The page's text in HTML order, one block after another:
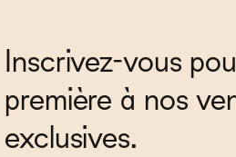
Inscrivez-vous
première à nos
exclusives.